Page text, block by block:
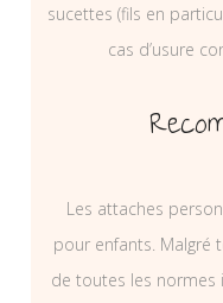
sucettes (fils en
cas d’usure
Les attaches
pour enfants. Malgré
de toutes les